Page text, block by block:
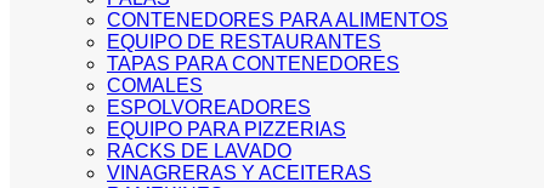
CONTENEDORES PARA ALIMENTOS
EQUIPO DE RESTAURANTES
TAPAS PARA CONTENEDORES
COMALES
ESPOLVOREADORES
EQUIPO PARA PIZZERIAS
RACKS DE LAVADO
VINAGRERAS Y ACEITERAS